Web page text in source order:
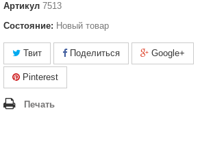
Артикул 7513
Состояние: Новый товар
Твит Поделиться Google+
Pinterest
Печать